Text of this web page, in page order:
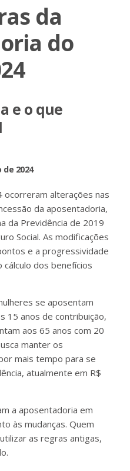
da
do
e o que
de 2024
ocorreram alterações nas
da aposentadoria,
da Previdência de 2019
Social. As modificações
e a progressividade
cálculo dos benefícios
se aposentam
15 anos de contribuição,
aos 65 anos com 20
manter os
mais tempo para se
atualmente em R$
a aposentadoria em
às mudanças. Quem
as regras antigas,